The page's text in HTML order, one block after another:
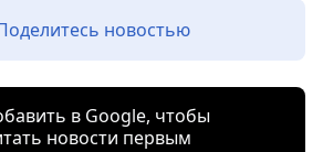
новостью
в Google, чтобы
новости первым